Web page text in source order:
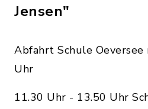
Jensen"
Abfahrt Schule Oeversee
Uhr
11.30 Uhr - 13.50 Uhr